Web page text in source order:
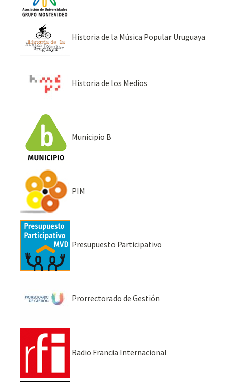
Historia de la Música Popular Uruguaya
Historia de los Medios
Municipio B
PIM
Presupuesto Participativo
Prorrectorado de Gestión
Radio Francia Internacional